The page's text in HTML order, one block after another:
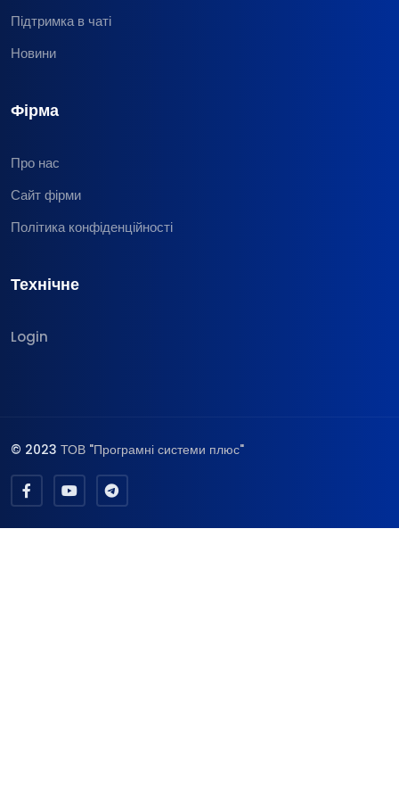
Підтримка в чаті
Новини
Фірма
Про нас
Сайт фірми
Політика конфіденційності
Технічне
Login
© 2023 ТОВ "Програмні системи плюс"